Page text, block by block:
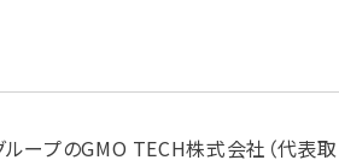
ープのGMO TECH株式会社（代表取